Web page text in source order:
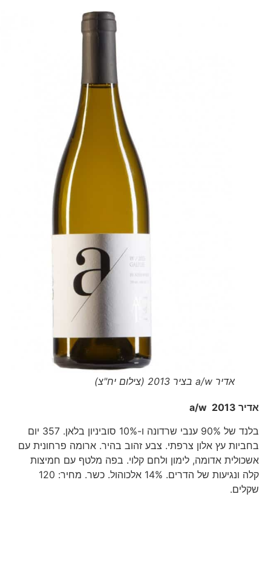
אדיר a/w בציר 2013 (צילום יח"צ)
אדיר a/w2013
בלנד של 90% ענבי שרדונה ו-10% סוביניון בלאן. 357 יום
בחביות עץ אלון צרפתי. צבע זהוב בהיר. ארומה פרחונית עם
אשכולית אדומה, לימון ולחם קלוי. בפה מלטף עם חמיצות
קלה ונגיעות של הדרים. 14% אלכוהול. כשר. מחיר: 120
שקלים.